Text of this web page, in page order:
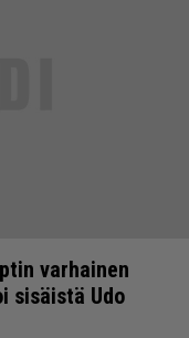
varhainen
sisäistä Udo